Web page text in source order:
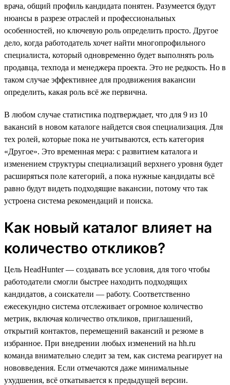
врача, общий профиль кандидата понятен. Разумеется будут
нюансы в разрезе отраслей и профессиональных
особенностей, но ключевую роль определить просто. Другое
дело, когда работодатель хочет найти многопрофильного
специалиста, который одновременно будет выполнять роль
продавца, техпода и менеджера проекта. Это не редкость. Но в
таком случае эффективнее для продвижения вакансии
определить, какая роль всё же первична.
В любом случае статистика подтверждает, что для 9 из 10
вакансий в новом каталоге найдется своя специализация. Для
тех ролей, которые пока не учитываются, есть категория
«Другое». Это временная мера: с развитием каталога и
изменением структуры специализаций верхнего уровня будет
расширяться поле категорий, а пока нужные кандидаты всё
равно будут видеть подходящие вакансии, потому что так
устроена система рекомендаций и поиска.
Как новый каталог влияет на
количество откликов?
Цель HeadHunter — создавать все условия, для того чтобы
работодатели смогли быстрее находить подходящих
кандидатов, а соискатели — работу. Соответственно
ежесекундно система отслеживает огромное количество
метрик, включая количество откликов, приглашений,
открытий контактов, перемещений вакансий и резюме в
избранное. При внедрении любых изменений на hh.ru
команда внимательно следит за тем, как система реагирует на
нововведения. Если отмечаются даже минимальные
ухудшения, всё откатывается к предыдущей версии.